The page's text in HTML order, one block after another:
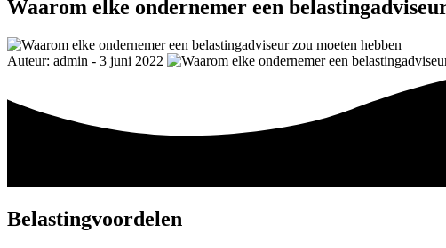
Waarom elke ondernemer een
Auteur: admin - 3 juni 2022
Belastingvoordelen